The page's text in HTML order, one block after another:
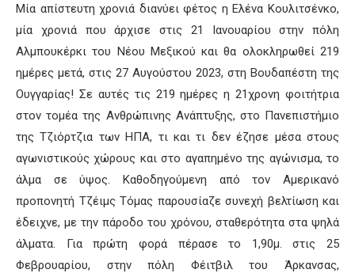
Μία απίστευτη χρονιά διανύει φέτος η Ελένα Κουλιτσένκο,
μία χρονιά που άρχισε στις 21 Ιανουαρίου στην πόλη
Αλμπουκέρκι του Νέου Μεξικού και θα ολοκληρωθεί 219
ημέρες μετά, στις 27 Αυγούστου 2023, στη Βουδαπέστη της
Ουγγαρίας! Σε αυτές τις 219 ημέρες η 21χρονη φοιτήτρια
στον τομέα της Ανθρώπινης Ανάπτυξης, στο Πανεπιστήμιο
της Τζιόρτζια των ΗΠΑ, τι και τι δεν έζησε μέσα στους
αγωνιστικούς χώρους και στο αγαπημένο της αγώνισμα, το
άλμα σε ύψος. Καθοδηγούμενη από τον Αμερικανό
προπονητή Τζέιμς Τόμας παρουσίαζε συνεχή βελτίωση και
έδειχνε, με την πάροδο του χρόνου, σταθερότητα στα ψηλά
άλματα. Για πρώτη φορά πέρασε το 1,90μ. στις 25
Φεβρουαρίου, στην πόλη Φέιτβιλ του Άρκανσας,